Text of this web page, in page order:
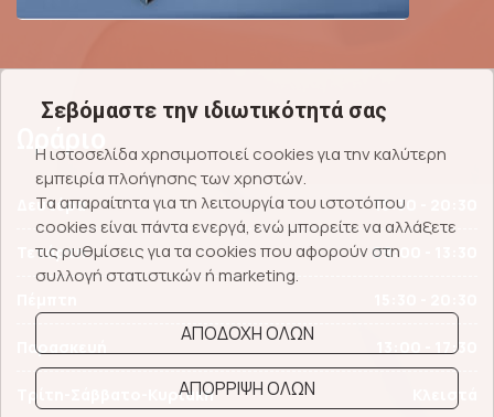
Δευτέρα 15:30 - 20:30
Τετάρτη 09:00 - 13:30
Παρασκευή 13:00 - 17:30
Τρίτη-Σάββατο-Κυριακή
Σεβόμαστε την ιδιωτικότητά σας
Η ιστοσελίδα χρησιμοποιεί cookies για την καλύτερη
εμπειρία πλοήγησης των χρηστών.
Τα απαραίτητα για τη λειτουργία του ιστοτόπου
cookies είναι πάντα ενεργά, ενώ μπορείτε να αλλάξετε
τις ρυθμίσεις για τα cookies που αφορούν στη
συλλογή στατιστικών ή marketing.
ΑΠΟΔΟΧΗ ΟΛΩΝ
ΑΠΟΡΡΙΨΗ ΟΛΩΝ